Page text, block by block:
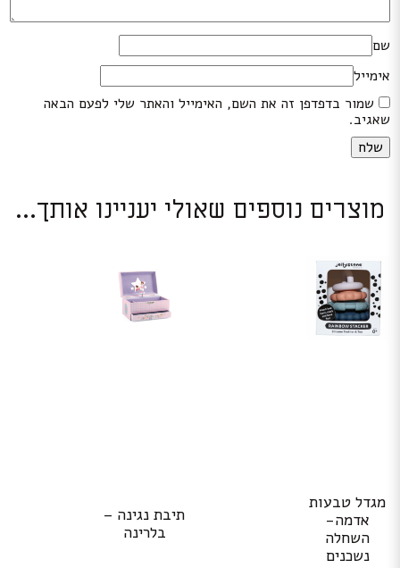
שם
אימייל
שמור בדפדפן זה את השם, האימייל והאתר שלי לפעם הבאה
שאגיב.
מוצרים נוספים שאולי יעניינו אותך...
מגדל טבעות
אדמה-
השחלה
נשכנים
תיבת נגינה –
בלרינה